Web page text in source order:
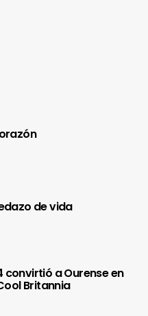
de vida
convirtió a Ourense en
Britannia